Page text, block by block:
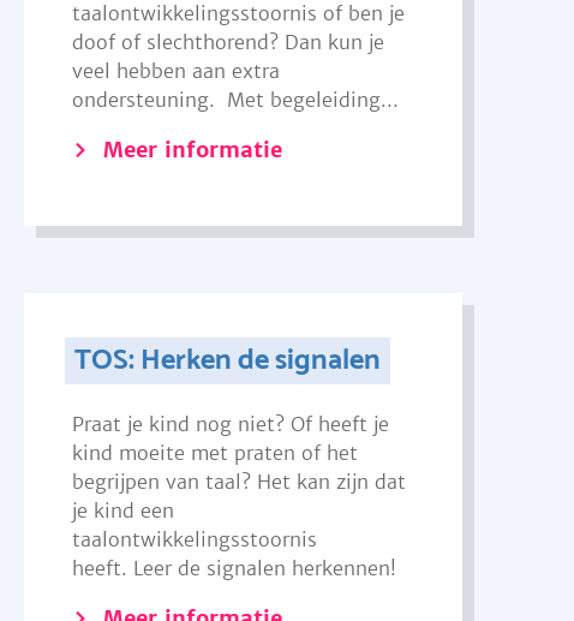
taalontwikkelingsstoornis of ben je
doof of slechthorend? Dan kun je
veel hebben aan extra
ondersteuning. Met begeleiding...
Meer informatie
TOS: Herken de signalen
Praat je kind nog niet? Of heeft je
kind moeite met praten of het
begrijpen van taal? Het kan zijn dat
je kind een
taalontwikkelingsstoornis
heeft. Leer de signalen herkennen!